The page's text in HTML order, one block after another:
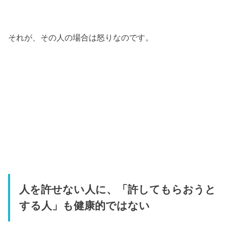
それが、その人の場合は怒りなのです。
人を許せない人に、「許してもらおうと
する人」も健康的ではない